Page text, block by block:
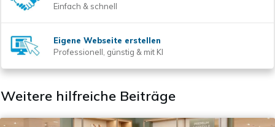
Einfach & schnell
Eigene Webseite erstellen
Professionell, günstig & mit KI
Weitere hilfreiche Beiträge